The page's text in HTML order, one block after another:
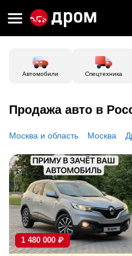
Автомобили Спецтехника
Продажа авто в
Москва и область Москва
1 480 000 ₽